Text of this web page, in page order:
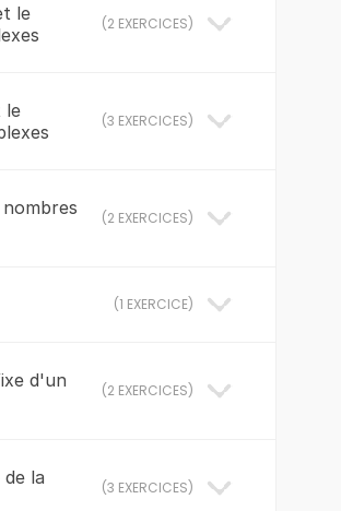
le
(2 EXERCICES)
le
(3 EXERCICES)
(2 EXERCICES)
(1 EXERCICE)
d'un
(2 EXERCICES)
la
(3 EXERCICES)